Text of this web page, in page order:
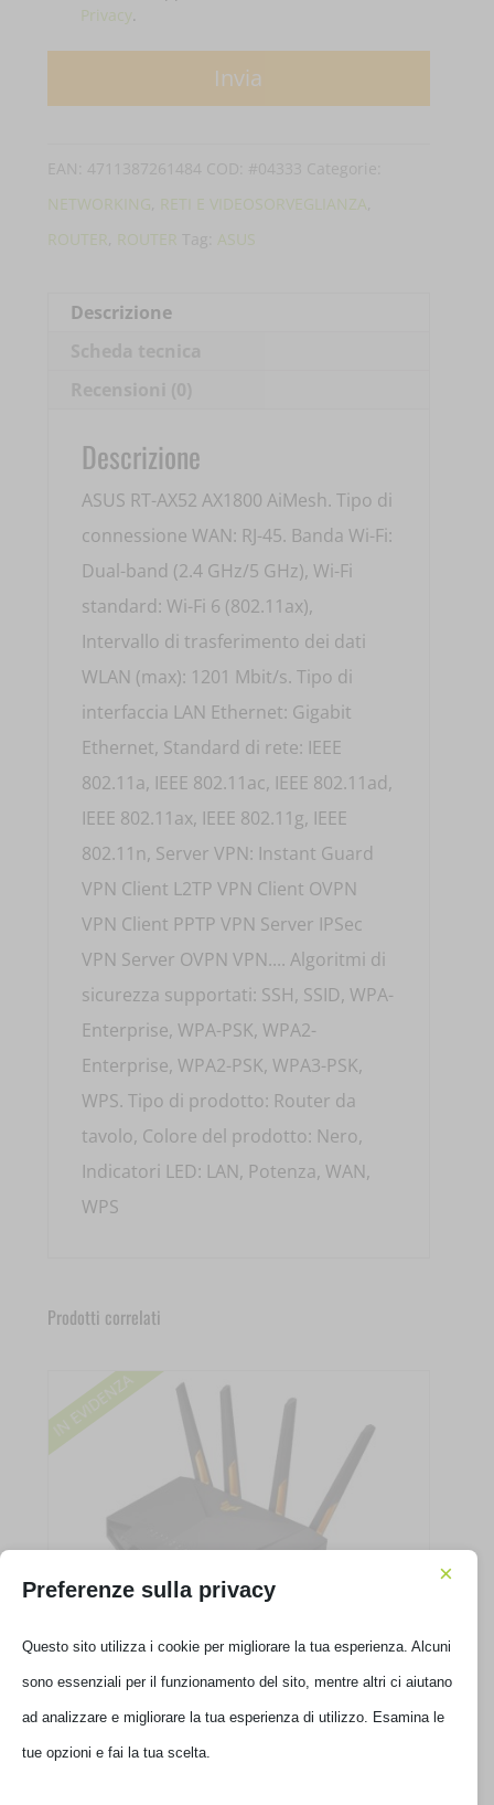
Privacy.
NETWORKING RETI E VIDEOSORVEGLIANZA
ROUTER ROUTER Tag:ASUS
Descrizione
Descrizione
ASUS RT-AX52 AX1800 AiMesh. Tipo di
connessione WAN: RJ-45. Banda Wi-Fi:
Dual-band (2.4 GHz/5 GHz), Wi-Fi
standard: Wi-Fi 6 (802.11ax),
Intervallo di trasferimento dei dati
WLAN (max): 1201 Mbit/s. Tipo di
interfaccia LAN Ethernet: Gigabit
Ethernet, Standard di rete: IEEE
802.11a, IEEE 802.11ac, IEEE 802.11ad,
IEEE 802.11ax, IEEE 802.11g, IEEE
802.11n, Server VPN: Instant Guard
VPN Client L2TP VPN Client OVPN
VPN Client PPTP VPN Server IPSec
VPN Server OVPN VPN.... Algoritmi di
sicurezza supportati: SSH, SSID, WPA-
Enterprise, WPA-PSK, WPA2-
Enterprise, WPA2-PSK, WPA3-PSK,
WPS. Tipo di prodotto: Router da
tavolo, Colore del prodotto: Nero,
Indicatori LED: LAN, Potenza, WAN,
WPS
Prodotti correlati
ROUTER ASUS TUF GAMING AX4200 ESTENDIBILE
€189,00
Il
€135,01
Preferenze sulla privacy
×
Questo sito utilizza i cookie per migliorare la tua esperienza. Alcuni
sono essenziali per il funzionamento del sito, mentre altri ci aiutano
ad analizzare e migliorare la tua esperienza di utilizzo. Esamina le
tue opzioni e fai la tua scelta.